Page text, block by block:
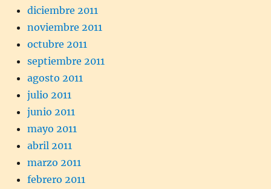
diciembre 2011
noviembre 2011
octubre 2011
septiembre 2011
agosto 2011
julio 2011
junio 2011
mayo 2011
abril 2011
marzo 2011
febrero 2011